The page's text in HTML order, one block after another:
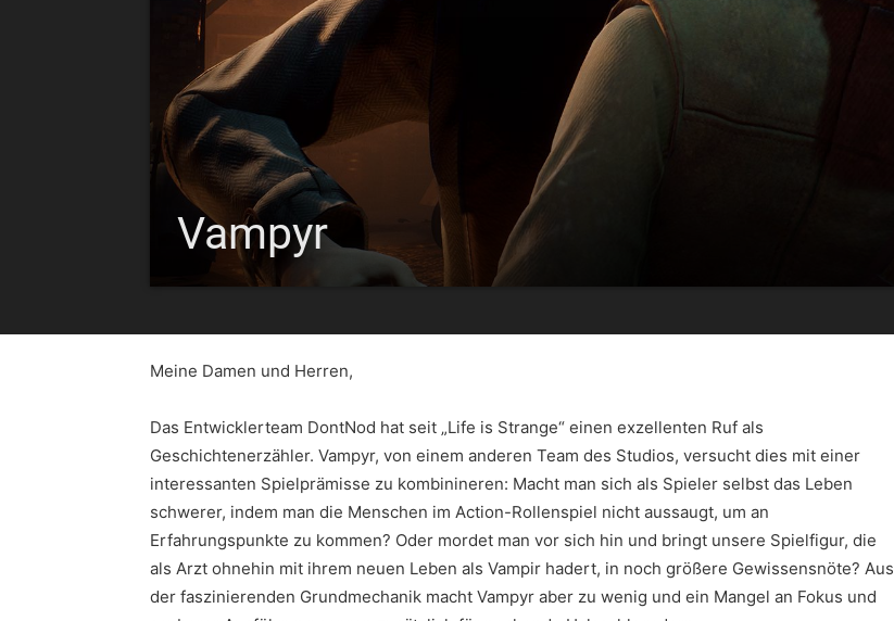
Vampyr
Meine Damen und Herren,
Das Entwicklerteam DontNod hat seit „Life is Strange“ einen exzellenten Ruf als
Geschichtenerzähler. Vampyr, von einem anderen Team des Studios, versucht dies mit einer
interessanten Spielprämisse zu kombinineren: Macht man sich als Spieler selbst das Leben
schwerer, indem man die Menschen im Action-Rollenspiel nicht aussaugt, um an
Erfahrungspunkte zu kommen? Oder mordet man vor sich hin und bringt unsere Spielfigur, die
als Arzt ohnehin mit ihrem neuen Leben als Vampir hadert, in noch größere Gewissensnöte? Aus
der faszinierenden Grundmechanik macht Vampyr aber zu wenig und ein Mangel an Fokus und